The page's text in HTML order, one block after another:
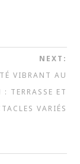
NEXT:
VIBRANT AU
: TERRASSE ET
VARIÉS